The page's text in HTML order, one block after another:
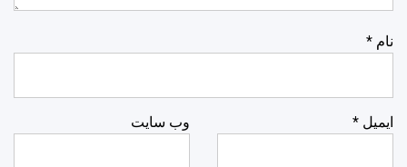
نام *
ایمیل * وب‌ سایت